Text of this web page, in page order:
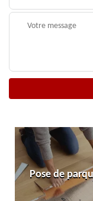
Pose de